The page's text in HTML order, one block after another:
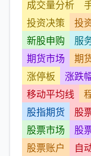
成交量分析
投资决策
投
新股申购
服
期货市场
期
涨停板
涨跌
移动平均线
股指期货
股
股票市场
股
股票账户
自